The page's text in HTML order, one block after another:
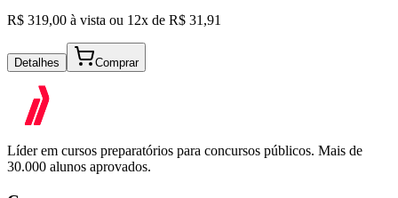
R$ 319,00 à vista ou 12x de R$ 31,91
Detalhes Comprar
Líder em cursos preparatórios para concursos públicos. Mais de
30.000 alunos aprovados.